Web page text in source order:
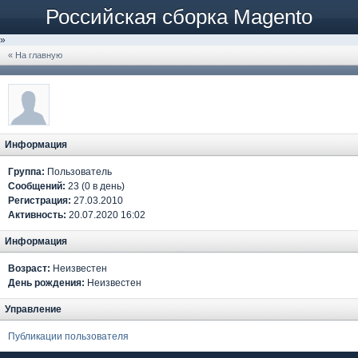
Российская сборка Magento
»
« На главную
Информация
Группа: Пользователь
Сообщений: 23 (0 в день)
Регистрация: 27.03.2010
Активность: 20.07.2020 16:02
Информация
Возраст: Неизвестен
День рождения: Неизвестен
Управление
Публикации пользователя